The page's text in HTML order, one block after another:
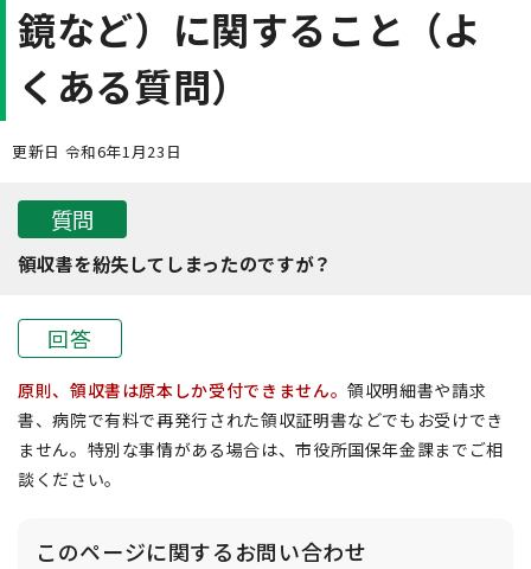
鏡など）に関すること（よ
くある質問）
更新日 令和6年1月23日
質問
領収書を紛失してしまったのですが？
回答
原則、領収書は原本しか受付できません。領収明細書や請求
書、病院で有料で再発行された領収証明書などでもお受けでき
ません。特別な事情がある場合は、市役所国保年金課までご相
談ください。
このページに関するお問い合わせ